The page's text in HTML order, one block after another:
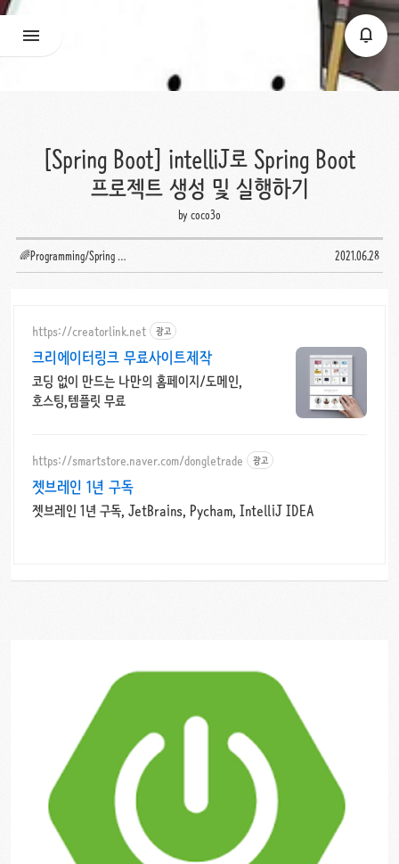
[Spring Boot] intelliJ로 Spring Boot
프로젝트 생성 및 실행하기
by coco3o
🌈Programming/Spring Boot 2021.06.28
https://creatorlink.net 광고
크리에이터링크 무료사이트제작
코딩 없이 만드는 나만의 홈페이지/도메인,
호스팅,템플릿 무료
https://smartstore.naver.com/dongletrade 광고
젯브레인 1년 구독
젯브레인 1년 구독, JetBrains, Pycham, IntelliJ IDEA